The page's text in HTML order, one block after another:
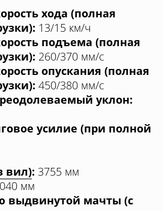
хода (полная
13/15 км/ч
подъема (полная
260/370 мм/с
опускания (полная
450/380 мм/с
уклон:
усилие (при полной
вил): 3755 мм
мм
выдвинутой мачты (с